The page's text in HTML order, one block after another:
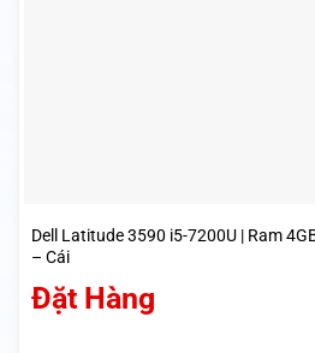
Dell Latitude 3590 i5-7200U | Ram
– Cái
Đặt Hàng